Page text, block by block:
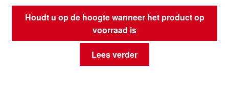
Houdt u op de hoogte wanneer het product op
voorraad is
Lees verder